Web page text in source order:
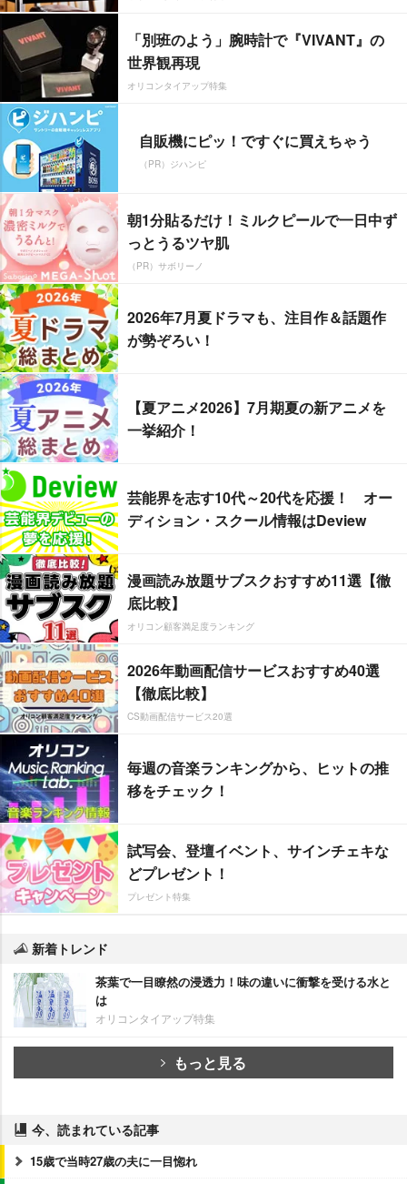
「別班のよう」腕時計で『VIVANT』の
世界観再現
オリコンタイアップ特集
自販機にピッ！ですぐに買えちゃう
（PR）ジハンピ
朝1分貼るだけ！ミルクピールで一日中ず
っとうるツヤ肌
（PR）サボリーノ
2026年7月夏ドラマも、注目作＆話題作
が勢ぞろい！
【夏アニメ2026】7月期夏の新アニメを
一挙紹介！
芸能界を志す10代～20代を応援！ オー
ディション・スクール情報はDeview
漫画読み放題サブスクおすすめ11選【徹
底比較】
オリコン顧客満足度ランキング
2026年動画配信サービスおすすめ40選
【徹底比較】
CS動画配信サービス20選
毎週の音楽ランキングから、ヒットの推
移をチェック！
試写会、登壇イベント、サインチェキな
どプレゼント！
プレゼント特集
新着トレンド
茶葉で一目瞭然の浸透力！味の違いに衝撃を受ける水と
は
オリコンタイアップ特集
もっと見る
今、読まれている記事
15歳で当時27歳の夫に一目惚れ